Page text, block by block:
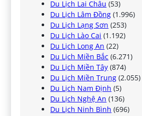
Du Lịch Lai Châu (53)
Du Lịch Lâm Đồng (1.996)
Du Lịch Lạng Sơn (253)
Du Lịch Lào Cai (1.192)
Du Lịch Long An (22)
Du Lịch Miền Bắc (6.271)
Du Lịch Miền Tây (874)
Du Lịch Miền Trung (2.055)
Du Lịch Nam Định (5)
Du Lịch Nghệ An (136)
Du Lịch Ninh Bình (696)